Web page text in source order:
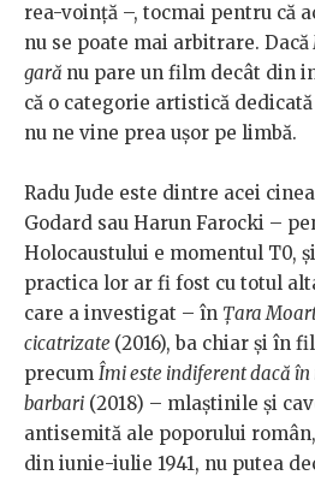
rea-voință –, tocmai pentru că
nu se poate mai arbitrare. Dacă
gară nu pare un film decât din
că o categorie artistică
nu ne vine prea ușor pe limbă.
Radu Jude este dintre acei
Godard sau Harun Farocki –
Holocaustului e momentul T0,
practica lor ar fi fost cu totul
care a investigat – în Țara
cicatrizate (2016), ba chiar și în
precum Îmi este indiferent dacă
barbari (2018) – mlaștinile și
antisemită ale poporului
din iunie-iulie 1941, nu putea